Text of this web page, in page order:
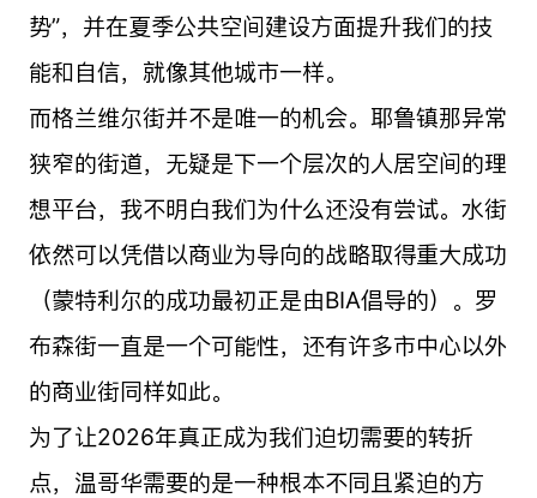
势”，并在夏季公共空间建设方面提升我们的技
能和自信，就像其他城市一样。
而格兰维尔街并不是唯一的机会。耶鲁镇那异常
狭窄的街道，无疑是下一个层次的人居空间的理
想平台，我不明白我们为什么还没有尝试。水街
依然可以凭借以商业为导向的战略取得重大成功
（蒙特利尔的成功最初正是由BIA倡导的）。罗
布森街一直是一个可能性，还有许多市中心以外
的商业街同样如此。
为了让2026年真正成为我们迫切需要的转折
点，温哥华需要的是一种根本不同且紧迫的方